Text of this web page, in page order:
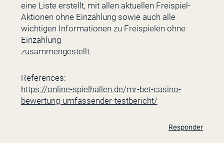
eine Liste erstellt, mit allen aktuellen Freispiel-
Aktionen ohne Einzahlung sowie auch alle
wichtigen Informationen zu Freispielen ohne
Einzahlung
zusammengestellt.
References:
https://online-spielhallen.de/mr-bet-casino-
bewertung-umfassender-testbericht/
Responder